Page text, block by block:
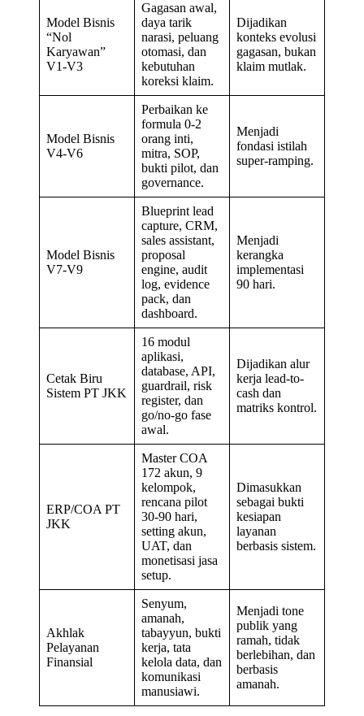
Model Bisnis
“Nol
Karyawan”
V1-V3
Gagasan awal,
daya tarik
narasi, peluang
otomasi, dan
kebutuhan
koreksi klaim.
Dijadikan
konteks evolusi
gagasan, bukan
klaim mutlak.
Model Bisnis
V4-V6
Perbaikan ke
formula 0-2
orang inti,
mitra, SOP,
bukti pilot, dan
governance.
Menjadi
fondasi istilah
super-ramping.
Model Bisnis
V7-V9
Blueprint lead
capture, CRM,
sales assistant,
proposal
engine, audit
log, evidence
pack, dan
dashboard.
Menjadi
kerangka
implementasi
90 hari.
Cetak Biru
Sistem PT JKK
16 modul
aplikasi,
database, API,
guardrail, risk
register, dan
go/no-go fase
awal.
Dijadikan alur
kerja lead-to-
cash dan
matriks kontrol.
ERP/COA PT
JKK
Master COA
172 akun, 9
kelompok,
rencana pilot
30-90 hari,
setting akun,
UAT, dan
monetisasi jasa
setup.
Dimasukkan
sebagai bukti
kesiapan
layanan
berbasis sistem.
Akhlak
Pelayanan
Finansial
Senyum,
amanah,
tabayyun, bukti
kerja, tata
kelola data, dan
komunikasi
manusiawi.
Menjadi tone
publik yang
ramah, tidak
berlebihan, dan
berbasis
amanah.